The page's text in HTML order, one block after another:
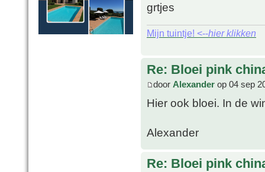
grtjes
Mijn tuintje! <--hier klikken
Re: Bloei pink
door Alexander op 04 sep
Hier ook bloei. In de
Alexander
Re: Bloei pink